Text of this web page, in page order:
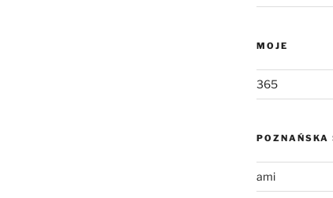
MOJE
365
POZNAŃSKA
ami